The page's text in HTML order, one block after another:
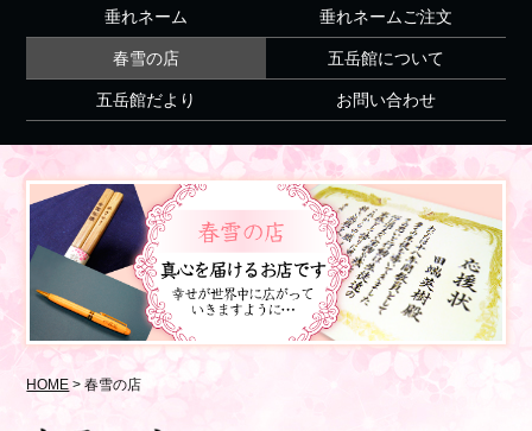
垂れネーム 垂れネームご注文
春雪の店 五岳館について
五岳館だより お問い合わせ
HOME >春雪の店